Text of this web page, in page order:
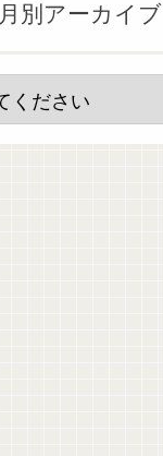
月別アーカイブ